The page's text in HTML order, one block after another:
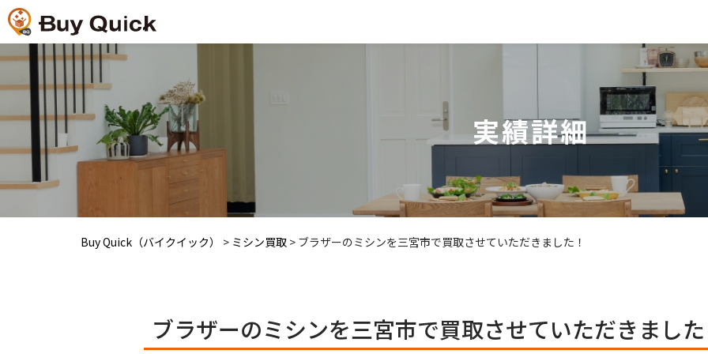
実績詳細
Buy Quick（バイクイック） > ミシン買取 > ブラザーのミシンを三宮市で買取させていただきました！
ブラザーのミシンを三宮市で買取させていただきまし